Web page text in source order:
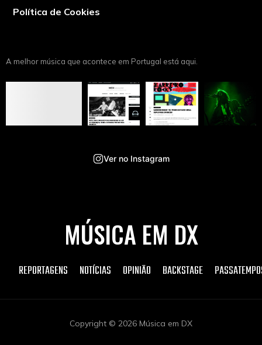
Política de Cookies
A melhor música que acontece em Portugal está aqui.
Ver no Instagram
MÚSICA EM DX
REPORTAGENS NOTÍCIAS OPINIÃO BACKSTAGE
Copyright © 2026 Música em DX